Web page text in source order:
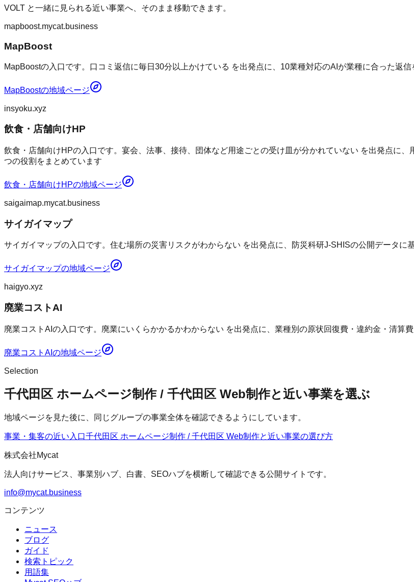
VOLT と一緒に見られる近い事業へ、そのまま移動できます。
mapboost.mycat.business
MapBoost
MapBoostの入口です。口コミ返信に毎日30分以上かけている を出発点に、10業種対応のAIが業種に合った返
MapBoostの地域ページ
insyoku.xyz
飲食・店舗向けHP
飲食・店舗向けHPの入口です。宴会、法事、接待、団体など用途ごとの受け皿が分かれていない を出発点に
つの役割をまとめています
飲食・店舗向けHPの地域ページ
saigaimap.mycat.business
サイガイマップ
サイガイマップの入口です。住む場所の災害リスクがわからない を出発点に、防災科研J-SHISの公開データに
サイガイマップの地域ページ
haigyo.xyz
廃業コストAI
廃業コストAIの入口です。廃業にいくらかかるかわからない を出発点に、業種別の原状回復費・違約金・清算
廃業コストAI の地域ページ
Selection
千代田区 ホームページ制作 / 千代田区 Web制作と近い事業を選ぶ
地域ページを見た後に、同じグループの事業全体を確認できるようにしています。
事業・集客の近い入口千代田区 ホームページ制作 / 千代田区 Web制作と近い事業の選び方
株式会社Mycat
法人向けサービス、事業別ハブ、白書、SEOハブを横断して確認できる公開サイトです。
info@mycat.business
コンテンツ
ニュース
ブログ
ガイド
検索トピック
用語集